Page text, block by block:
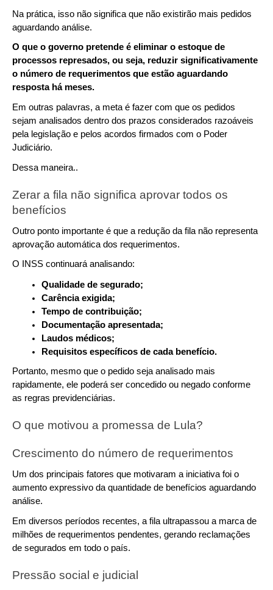
Na prática, isso não significa que não existirão mais pedidos
aguardando análise.
O que o governo pretende é eliminar o estoque de
processos represados, ou seja, reduzir significativamente
o número de requerimentos que estão aguardando
resposta há meses.
Em outras palavras, a meta é fazer com que os pedidos
sejam analisados dentro dos prazos considerados razoáveis
pela legislação e pelos acordos firmados com o Poder
Judiciário.
Dessa maneira..
Zerar a fila não significa aprovar todos os
benefícios
Outro ponto importante é que a redução da fila não representa
aprovação automática dos requerimentos.
O INSS continuará analisando:
Qualidade de segurado;
Carência exigida;
Tempo de contribuição;
Documentação apresentada;
Laudos médicos;
Requisitos específicos de cada benefício.
Portanto, mesmo que o pedido seja analisado mais
rapidamente, ele poderá ser concedido ou negado conforme
as regras previdenciárias.
O que motivou a promessa de Lula?
Crescimento do número de requerimentos
Um dos principais fatores que motivaram a iniciativa foi o
aumento expressivo da quantidade de benefícios aguardando
análise.
Em diversos períodos recentes, a fila ultrapassou a marca de
milhões de requerimentos pendentes, gerando reclamações
de segurados em todo o país.
Pressão social e judicial